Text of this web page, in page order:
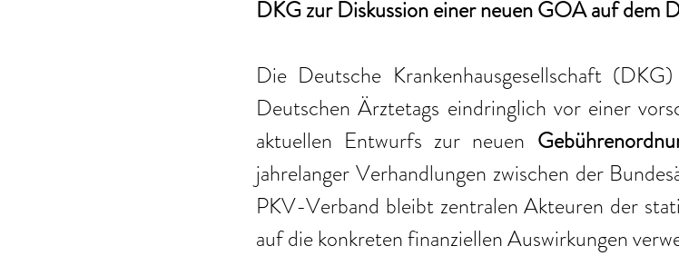
DKG zur Diskussion einer neuen GOÄ auf dem
Die Deutsche Krankenhausgesellschaft
Deutschen Ärztetags eindringlich vor einer
aktuellen Entwurfs zur neuen
jahrelanger Verhandlungen zwischen der
PKV-Verband bleibt zentralen Akteuren der
auf die konkreten finanziellen Auswirkungen